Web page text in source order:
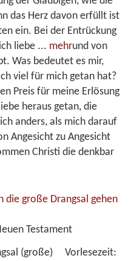
das Herz davon erfüllt ist
ein. Bei der Entrückung
liebe ... mehrund von
Was bedeutet es mir,
viel für mich getan hat?
Preis für meine Erlösung
heraus getan, die
anders, als mich darauf
Angesicht zu Angesicht
Christi die denkbar
die große Drangsal gehen
Testament
(große) Vorlesezeit: